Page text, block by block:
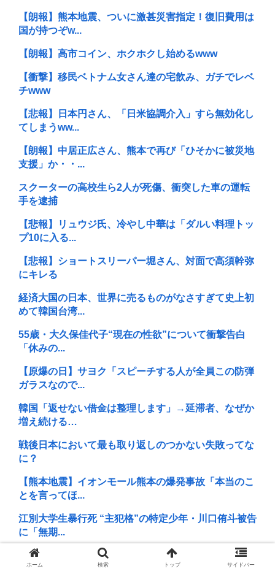
【朗報】熊本地震、ついに激甚災害指定！復旧費用は
国が持つぞw...
【朗報】高市コイン、ホクホクし始めるwww
【衝撃】移民ベトナム女さん達の宅飲み、ガチでレベ
チwww
【悲報】日本円さん、「日米協調介入」すら無効化し
てしまうww...
【朗報】中居正広さん、熊本で再び「ひそかに被災地
支援」か・・...
スクーターの高校生ら2人が死傷、衝突した車の運転
手を逮捕
【悲報】リュウジ氏、冷やし中華は「ダルい料理トッ
プ10に入る...
【悲報】ショートスリーパー堀さん、対面で高須幹弥
にキレる
経済大国の日本、世界に売るものがなさすぎて史上初
めて韓国台湾...
55歳・大久保佳代子“現在の性欲”について衝撃告白
「休みの...
【原爆の日】サヨク「スピーチする人が全員この防弾
ガラスなので...
韓国「返せない借金は整理します」→延滞者、なぜか
増え続ける…
戦後日本において最も取り返しのつかない失敗ってな
に？
【熊本地震】イオンモール熊本の爆発事故「本当のこ
とを言ってほ...
江別大学生暴行死 “主犯格”の特定少年・川口侑斗被告
に「無期...
トランプ氏、「出産旅行」禁じる大統領令 米国籍取得
を目的とし...
ホーム 検索 トップ サイドバー